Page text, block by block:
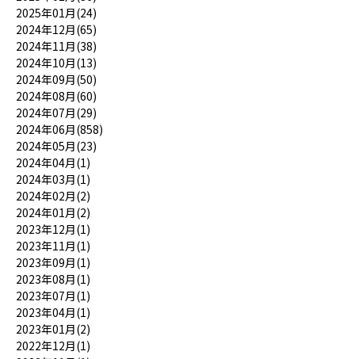
2025年01月(24)
2024年12月(65)
2024年11月(38)
2024年10月(13)
2024年09月(50)
2024年08月(60)
2024年07月(29)
2024年06月(858)
2024年05月(23)
2024年04月(1)
2024年03月(1)
2024年02月(2)
2024年01月(2)
2023年12月(1)
2023年11月(1)
2023年09月(1)
2023年08月(1)
2023年07月(1)
2023年04月(1)
2023年01月(2)
2022年12月(1)